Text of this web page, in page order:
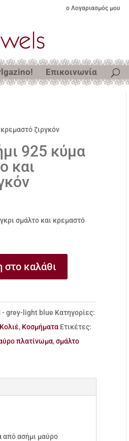
ο Λογαριασμός μου
lgazino! Επικοινωνία
ζιργκόν
925 κύμα
και
σμάλτο και κρεμαστό
καλάθι
grey-light blue Κατηγορίες:
Κολιέ, Κοσμήματα Ετικέτες:
πλατίνωμα,σμάλτο
από ασήμι μαύρο